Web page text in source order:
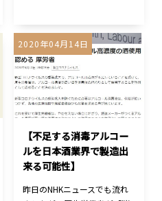
2020年04月14日
【不足する消毒アルコー
ルを日本酒業界で製造出
来る可能性】
昨日のNHKニュースでも流れ